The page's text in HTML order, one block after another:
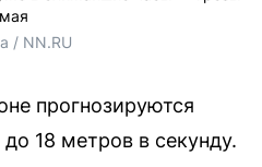
/ NN.RU
прогнозируются
18 метров в секунду.